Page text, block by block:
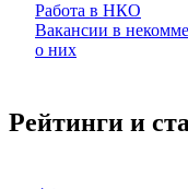
Работа в НКО
Вакансии в
о них
Рейтинги и